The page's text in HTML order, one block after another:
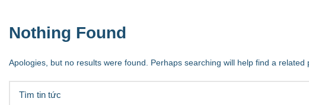
Nothing Found
Apologies, but no results were found. Perhaps searching will help find a related